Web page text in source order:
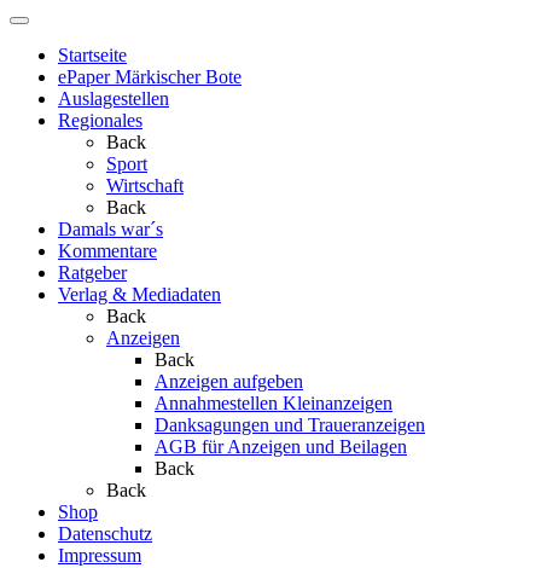
Startseite
ePaper Märkischer Bote
Auslagestellen
Regionales
Back
Sport
Wirtschaft
Back
Damals war´s
Kommentare
Ratgeber
Verlag & Mediadaten
Back
Anzeigen
Back
Anzeigen aufgeben
Annahmestellen Kleinanzeigen
Danksagungen und Traueranzeigen
AGB für Anzeigen und Beilagen
Back
Back
Shop
Datenschutz
Impressum